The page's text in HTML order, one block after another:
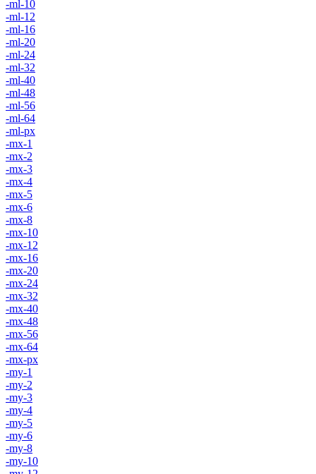
-ml-10
-ml-12
-ml-16
-ml-20
-ml-24
-ml-32
-ml-40
-ml-48
-ml-56
-ml-64
-ml-px
-mx-1
-mx-2
-mx-3
-mx-4
-mx-5
-mx-6
-mx-8
-mx-10
-mx-12
-mx-16
-mx-20
-mx-24
-mx-32
-mx-40
-mx-48
-mx-56
-mx-64
-mx-px
-my-1
-my-2
-my-3
-my-4
-my-5
-my-6
-my-8
-my-10